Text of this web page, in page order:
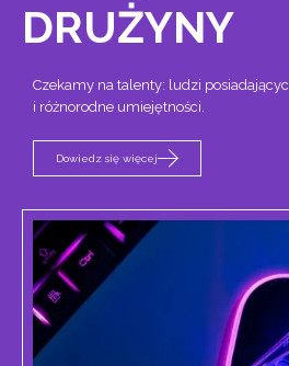
DRUŻYNY
Czekamy na talenty: ludzi
i różnorodne umiejętności.
Dowiedz się więcej